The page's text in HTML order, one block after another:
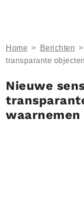
Home > Berichten >
transparante
Nieuwe
waarnemen